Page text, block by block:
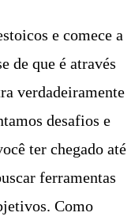
e comece a
de que é através
verdadeiramente
desafios e
ter chegado até
ferramentas
Como